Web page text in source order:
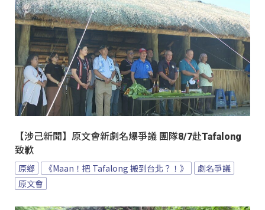
【涉己新聞】原文會新劇名爆爭議 團隊8/7赴Tafalong
致歉
原鄉 《Maan！把 Tafalong 搬到台北？！》
劇名爭議
原文會